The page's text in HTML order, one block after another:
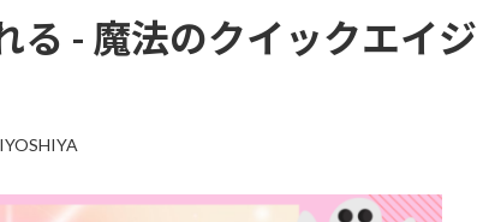
る - 魔法のクイックエイジ